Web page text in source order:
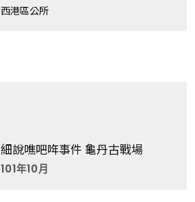
西港區公所
細說噍吧哖事件 龜丹古戰場
101年10月